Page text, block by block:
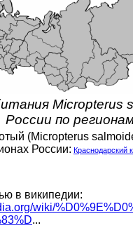
Micropterus
России по
(Micropterus
России: Краснодарский
в википедии:
wiki/
...